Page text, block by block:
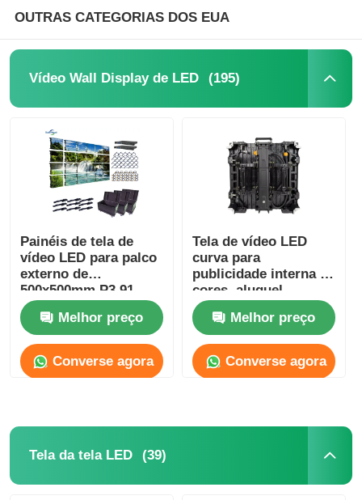
OUTRAS CATEGORIAS DOS EUA
Vídeo Wall Display de LED (195)
Painéis de tela de
vídeo LED para palco
externo de
500x500mm P3.91
Melhor preço
Converse agora
Tela de vídeo LED
curva para
publicidade interna a
cores, aluguel,
800mcd-1000mcd
Melhor preço
Converse agora
Tela da tela LED (39)